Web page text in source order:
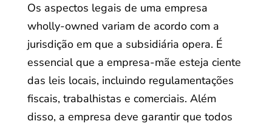
Os aspectos legais de uma empresa
wholly-owned variam de acordo com a
jurisdição em que a subsidiária opera. É
essencial que a empresa-mãe esteja ciente
das leis locais, incluindo regulamentações
fiscais, trabalhistas e comerciais. Além
disso, a empresa deve garantir que todos